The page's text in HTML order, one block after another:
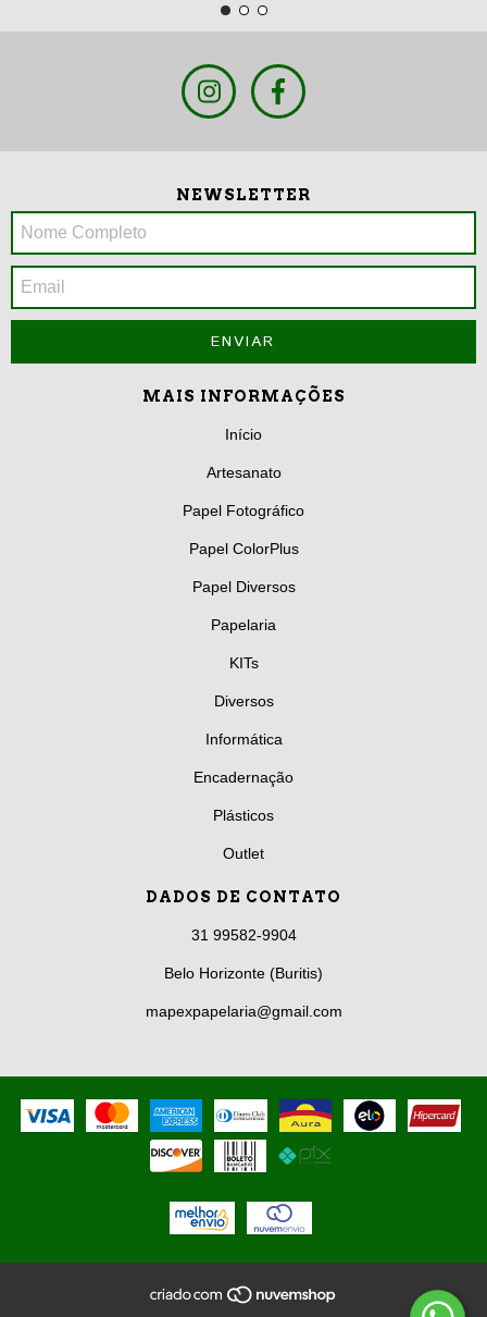
NEWSLETTER
MAIS INFORMAÇÕES
Início
Artesanato
Papel Fotográfico
Papel ColorPlus
Papel Diversos
Papelaria
KITs
Diversos
Informática
Encadernação
Plásticos
Outlet
DADOS DE CONTATO
31 99582-9904
Belo Horizonte (Buritis)
mapexpapelaria@gmail.com